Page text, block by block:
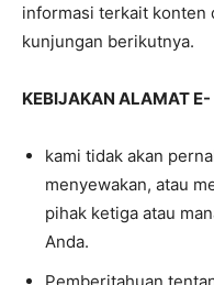
informasi terkait konten
kunjungan berikutnya.
KEBIJAKAN ALAMAT
kami tidak akan
menyewakan, atau
pihak ketiga atau
Anda.